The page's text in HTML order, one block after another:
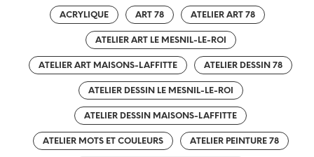
ACRYLIQUE ART 78 ATELIER ART 78
ATELIER ART LE MESNIL-LE-ROI
ATELIER ART MAISONS-LAFFITTE ATELIER DESSIN 78
ATELIER DESSIN LE MESNIL-LE-ROI
ATELIER DESSIN MAISONS-LAFFITTE
ATELIER MOTS ET COULEURS ATELIER PEINTURE 78